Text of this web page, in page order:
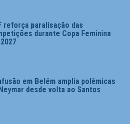
reforça paralisação das
durante Copa Feminina
em Belém amplia polêmicas
desde volta ao Santos